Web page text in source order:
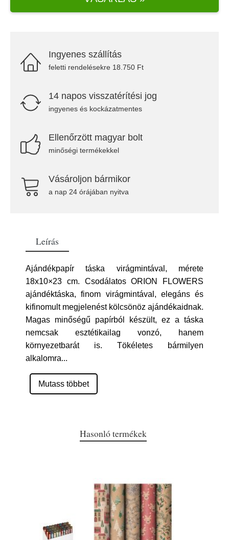
Ingyenes szállítás
feletti rendelésekre 18.750 Ft
14 napos visszatérítési jog
ingyenes és kockázatmentes
Ellenőrzött magyar bolt
minőségi termékekkel
Vásároljon bármikor
a nap 24 órájában nyitva
Leírás
Ajándékpapír táska virágmintával, mérete
18x10×23 cm. Csodálatos ORION FLOWERS
ajándéktáska, finom virágmintával, elegáns és
kifinomult megjelenést kölcsönöz ajándékaidnak.
Magas minőségű papírból készült, ez a táska
nemcsak esztétikailag vonzó, hanem
környezetbarát is. Tökéletes bármilyen
alkalomra...
Mutass többet
Hasonló termékek